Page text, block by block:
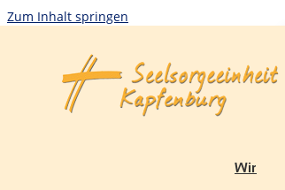
Zum Inhalt springen
Wir